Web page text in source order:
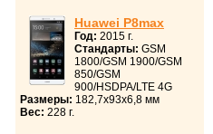
Huawei P8max
Год: 2015 г.
Стандарты: GSM
1800/GSM 1900/GSM
850/GSM
900/HSDPA/LTE 4G
Размеры: 182,7x93x6,8 мм
Вес: 228 г.